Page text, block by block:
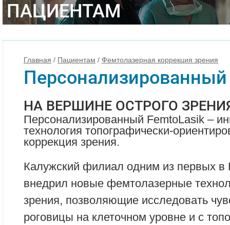
ПАЦИЕНТАМ
Главная / Пациентам / Фемтолазерная коррекция зрения
НА ВЕРШИНЕ ОСТРОГО
Персонализированный FemtoLasik –
технология топографически-
коррекция зрения.
Калужский филиал одним из первых в
внедрил новые фемтолазерные
зрения, позволяющие исследовать
роговицы на клеточном уровне и с